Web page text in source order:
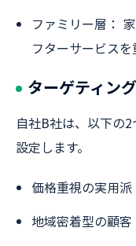
ファミリー層：
フターサービスを
ターゲティング
自社B社は、以下の
設定します。
価格重視の実用派
地域密着型の顧客